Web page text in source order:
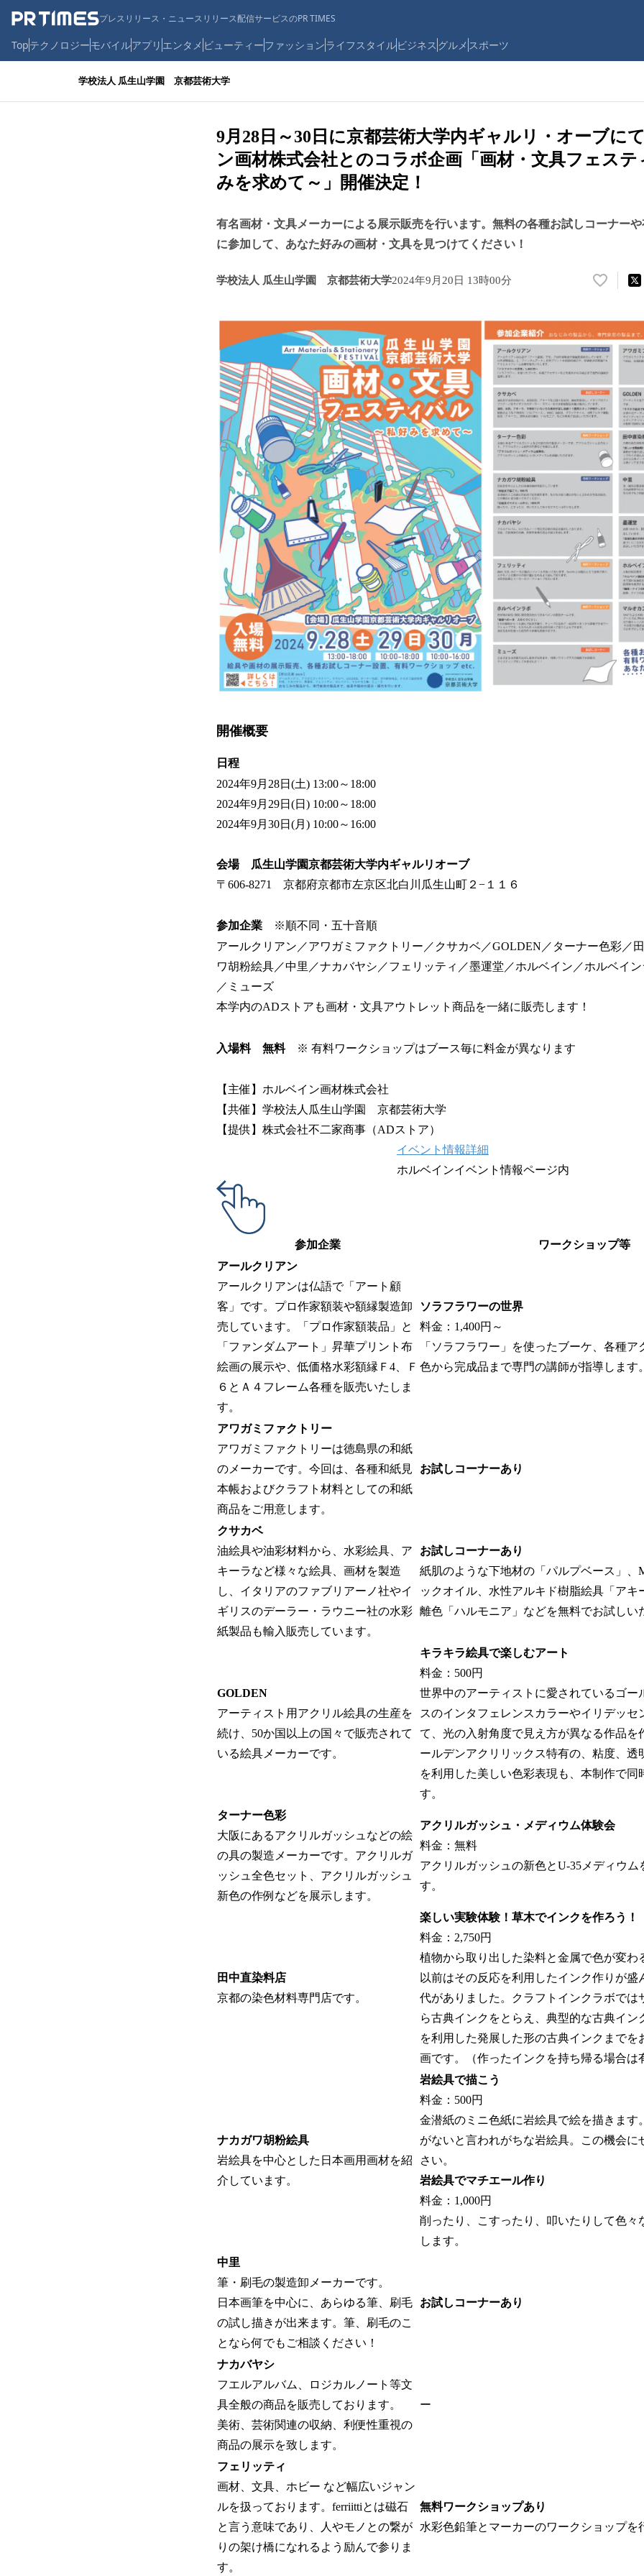
プレスリリース・ニュースリリース配信サービスのPR TIMES
Topテクノロジーモバイルアプリ エンタメ ビューティーファッションライフスタイルビジネス グルメ スポーツ
学校法人 瓜生山学園 京都芸術大学
9月28日～30日に京都芸術大学内ギャルリ・オーブに
ン画材株式会社とのコラボ企画「画材・文具フェステ
みを求めて～」開催決定！
有名画材・文具メーカーによる展示販売を行います。無料の各種お試しコーナー
に参加して、あなた好みの画材・文具を見つけてください！
学校法人 瓜生山学園 京都芸術大学2024年9月20日 13時00分
い
！
数
を
読
み
込
中
で
す
開催概要
日程
2024年9月28日(土) 13:00～18:00
2024年9月29日(日) 10:00～18:00
2024年9月30日(月) 10:00～16:00
会場 瓜生山学園京都芸術大学内ギャルリオーブ
〒606-8271 京都府京都市左京区北白川瓜生山町２−１１６
参加企業 ※順不同・五十音順
アールクリアン／アワガミファクトリー／クサカベ／GOLDEN／ターナー色彩／
ワ胡粉絵具／中里／ナカバヤシ／フェリッティ／墨運堂／ホルベイン／ホルベイ
／ミューズ
本学内のADストアも画材・文具アウトレット商品を一緒に販売します！
入場料 無料 ※ 有料ワークショップはブース毎に料金が異なります
【主催】ホルベイン画材株式会社
【共催】学校法人瓜生山学園 京都芸術大学
【提供】株式会社不二家商事（ADストア）
イベント情報詳細
ホルベインイベント情報ページ内
参加企業
ワークショップ等
アールクリアン
アールクリアンは仏語で「アート顧
客」です。プロ作家額装や額縁製造卸
売しています。「プロ作家額装品」と
「ファンダムアート」昇華プリント布
絵画の展示や、低価格水彩額縁Ｆ4、Ｆ
６とＡ４フレーム各種を販売いたしま
す。
ソラフラワーの世界
料金：1,400円～
「ソラフラワー」を使ったブーケ、各種
色から完成品まで専門の講師が指導します。
アワガミファクトリー
アワガミファクトリーは徳島県の和紙
のメーカーです。今回は、各種和紙見
本帳およびクラフト材料としての和紙
商品をご用意します。
お試しコーナーあり
クサカベ
油絵具や油彩材料から、水彩絵具、ア
キーラなど様々な絵具、画材を製造
し、イタリアのファブリアーノ社やイ
ギリスのデーラー・ラウニー社の水彩
紙製品も輸入販売しています。
お試しコーナーあり
紙肌のような下地材の「パルプベース」、
ックオイル、水性アルキド樹脂絵具「アキ
離色「ハルモニア」などを無料でお試しい
GOLDEN
アーティスト用アクリル絵具の生産を
続け、50か国以上の国々で販売されて
いる絵具メーカーです。
キラキラ絵具で楽しむアート
料金：500円
世界中のアーティストに愛されているゴー
スのインタフェレンスカラーやイリデッセ
て、光の入射角度で見え方が異なる作品を
ールデンアクリリックス特有の、粘度、透
を利用した美しい色彩表現も、本制作で同
す。
ターナー色彩
大阪にあるアクリルガッシュなどの絵
の具の製造メーカーです。アクリルガ
ッシュ全色セット、アクリルガッシュ
新色の作例などを展示します。
アクリルガッシュ・メディウム体験会
料金：無料
アクリルガッシュの新色とU-35メディウム
す。
田中直染料店
京都の染色材料専門店です。
楽しい実験体験！草木でインクを作ろう！
料金：2,750円
植物から取り出した染料と金属で色が変わ
以前はその反応を利用したインク作りが盛
代がありました。クラフトインクラボでは
ら古典インクをとらえ、典型的な古典イン
を利用した発展した形の古典インクまでを
画です。（作ったインクを持ち帰る場合は
ナカガワ胡粉絵具
岩絵具を中心とした日本画用画材を紹
介しています。
岩絵具で描こう
料金：500円
金潜紙のミニ色紙に岩絵具で絵を描きます
がないと言われがちな岩絵具。この機会に
さい。
岩絵具でマチエール作り
料金：1,000円
削ったり、こすったり、叩いたりして色々
します。
中里
筆・刷毛の製造卸メーカーです。
日本画筆を中心に、あらゆる筆、刷毛
の試し描きが出来ます。筆、刷毛のこ
となら何でもご相談ください！
お試しコーナーあり
ナカバヤシ
フエルアルバム、ロジカルノート等文
具全般の商品を販売しております。
美術、芸術関連の収納、利便性重視の
商品の展示を致します。
ー
フェリッティ
画材、文具、ホビー など幅広いジャン
ルを扱っております。ferriittiとは磁石
と言う意味であり、人やモノとの繋が
りの架け橋になれるよう励んで参りま
す。
無料ワークショップあり
水彩色鉛筆とマーカーのワークショップを